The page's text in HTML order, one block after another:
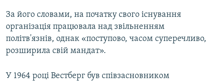
За його словами, на початку свого існування
організація працювала над звільненням
політв'язнів, однак «поступово, часом суперечливо,
розширила свій мандат».
У 1964 році Вестберг був співзасновником